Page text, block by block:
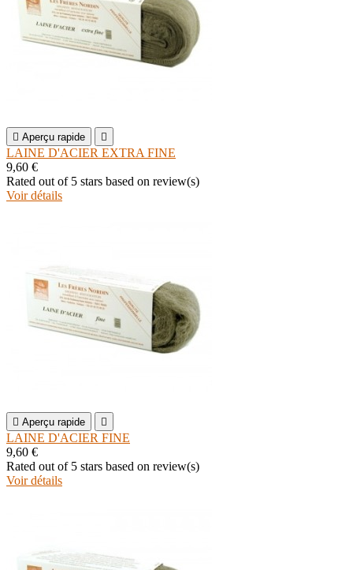
 Aperçu rapide 
LAINE D'ACIER EXTRA FINE
9,60 €
Rated out of 5 stars based on review(s)
Voir détails
 Aperçu rapide 
LAINE D'ACIER FINE
9,60 €
Rated out of 5 stars based on review(s)
Voir détails